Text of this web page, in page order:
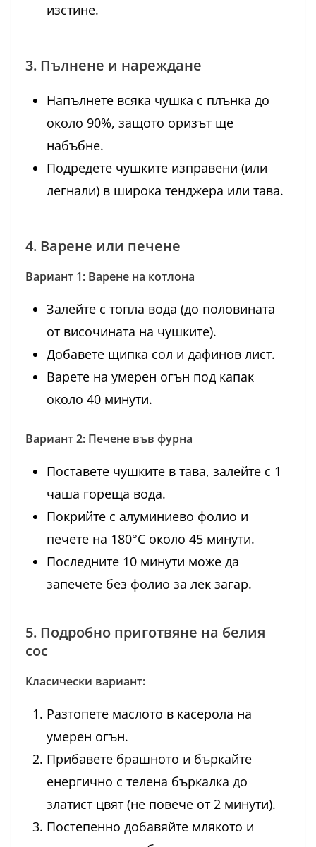
изстине.
3. Пълнене и нареждане
Напълнете всяка чушка с плънка до
около 90%, защото оризът ще
набъбне.
Подредете чушките изправени (или
легнали) в широка тенджера или тава.
4. Варене или печене
Вариант 1: Варене на котлона
Залейте с топла вода (до половината
от височината на чушките).
Добавете щипка сол и дафинов лист.
Варете на умерен огън под капак
около 40 минути.
Вариант 2: Печене във фурна
Поставете чушките в тава, залейте с 1
чаша гореща вода.
Покрийте с алуминиево фолио и
печете на 180°C около 45 минути.
Последните 10 минути може да
запечете без фолио за лек загар.
5. Подробно приготвяне на белия
сос
Класически вариант:
Разтопете маслото в касерола на
умерен огън.
Прибавете брашното и бъркайте
енергично с телена бъркалка до
златист цвят (не повече от 2 минути).
Постепенно добавяйте млякото и